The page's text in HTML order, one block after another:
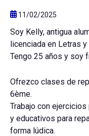
11/02/2025
Soy Kelly, antigua
licenciada en Letras
Tengo 25 años y soy
Ofrezco clases de
6ème.
Trabajo con
y educativos para
forma lúdica.